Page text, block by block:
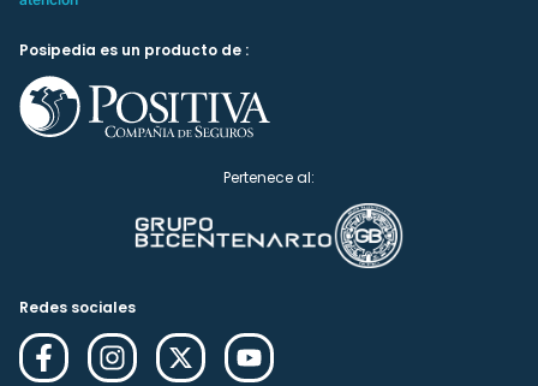
Posipedia es un producto de :
Pertenece al:
Redes sociales